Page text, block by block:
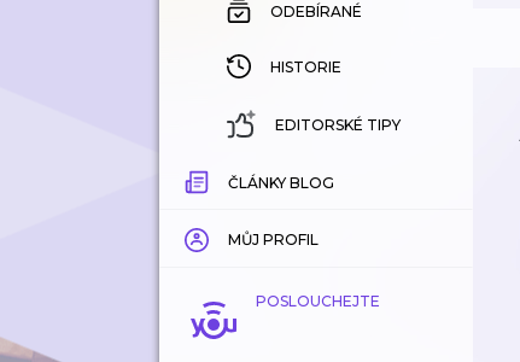
ODEBÍRANÉ
HISTORIE
EDITORSKÉ TIPY
ČLÁNKY BLOG
MŮJ PROFIL
POSLOUCHEJTE